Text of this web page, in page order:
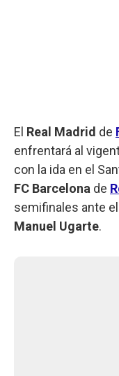
El Real Madrid de
enfrentará al
con la ida en el
FC Barcelona de
semifinales ante el
Manuel Ugarte.